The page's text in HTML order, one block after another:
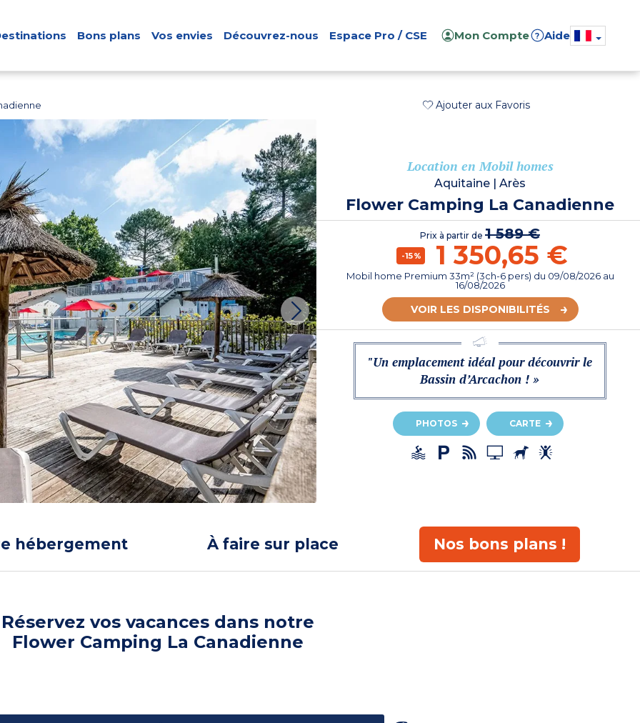
Bons plans Vos envies Découvrez-nous Espace Pro / CSE Mon Compte ? Aide
Ajouter aux Favoris
Location en Mobil homes
Aquitaine | Arès
Flower Camping La Canadienne
Prix à partir de 1 589 €
-15% 1 350,65 €
Mobil home Premium 33m² (3ch-6 pers) du 09/08/2026au
16/08/2026
VOIR LES DISPONIBILITÉS
"Un emplacement idéal pour découvrir le
Bassin d’Arcachon ! »
PHOTOS CARTE
hébergement À faire sur place Nos bons plans !
Réservez vos vacances dans notre
Flower Camping La Canadienne